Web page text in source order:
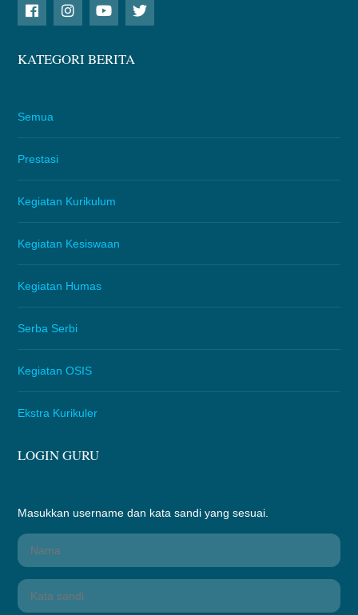
KATEGORI BERITA
Semua
Prestasi
Kegiatan Kurikulum
Kegiatan Kesiswaan
Kegiatan Humas
Serba Serbi
Kegiatan OSIS
Ekstra Kurikuler
LOGIN GURU
Masukkan username dan kata sandi yang sesuai.